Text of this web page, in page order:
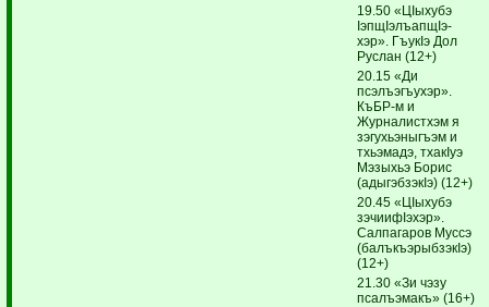
19.50 «ЦIыхубэ
IэпщIэлъап­щIэ­
хэр». ГъукIэ Дол
Руслан (12+)
20.15 «Ди
псэлъэгъухэр».
КъБР-м и
Журналистхэм я
зэгухьэныгъэм и
тхьэмадэ, тхакIуэ
Мэзыхьэ Борис
(адыгэб­зэкIэ) (12+)
20.45 «ЦIыхубэ
зэчиифIэхэр».
Салпагаров Муссэ
(балъ­къэ­рыбзэкIэ)
(12+)
21.30 «Зи чэзу
псалъэмакъ» (16+)